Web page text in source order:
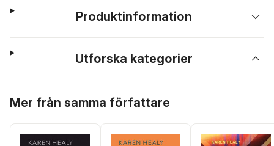
Produktinformation
Utforska kategorier
Mer från samma författare